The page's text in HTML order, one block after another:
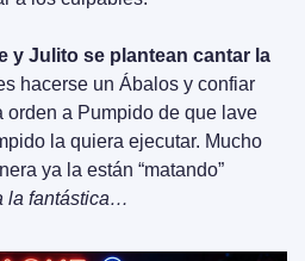
y Julito se plantean cantar la
hacerse un Ábalos y confiar
orden a Pumpido de que lave
la quiera ejecutar. Mucho
ya la están “matando”
la fantástica…